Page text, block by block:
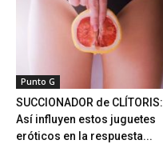
Punto G
SUCCIONADOR de CLÍTORIS:
Así influyen estos juguetes
eróticos en la respuesta...